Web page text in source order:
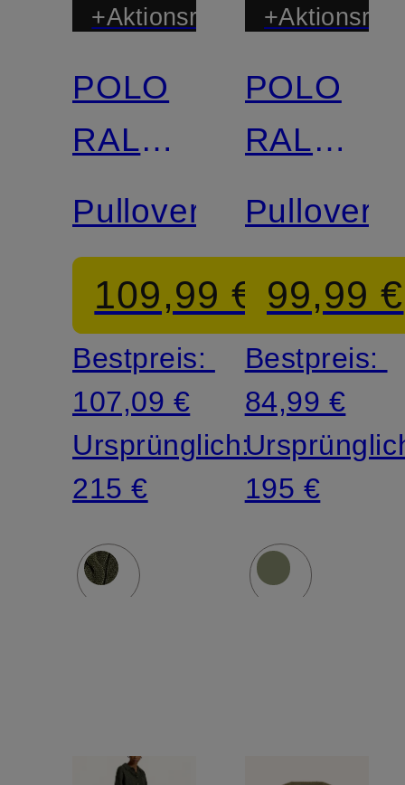
+Aktionsrabatt
POLO
RALPH
LAUREN
Pullover
109,99 €
Bestpreis:
107,09 €
Ursprünglich:
215 €
POLO
RALPH
LAUREN
Pullover
99,99 €
Bestpreis:
84,99 €
195 €